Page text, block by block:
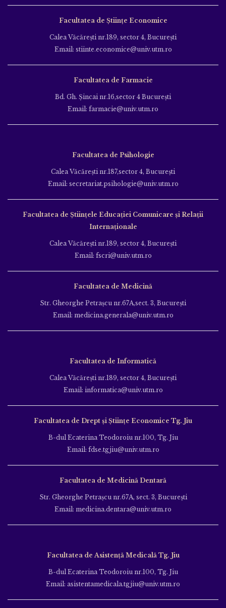
Facultatea de Științe Economice
Calea Văcăreşti nr.189, sector 4, Bucureşti
Email: stiinte.economice@univ.utm.ro
Facultatea de Farmacie
Bd. Gh. Şincai nr.16,sector 4 Bucureşti
Email: farmacie@univ.utm.ro
Facultatea de Psihologie
Calea Văcăreşti nr.187,sector 4, Bucureşti
Email: secretariat.psihologie@univ.utm.ro
Facultatea de Ştiinţele Educației Comunicare și Relații
Internaționale
Calea Văcăreşti nr.189, sector 4, Bucureşti
Email: fscri@univ.utm.ro
Facultatea de Medicină
Str. Gheorghe Petraşcu nr.67A,sect. 3, Bucureşti
Email: medicina.generala@univ.utm.ro
Facultatea de Informatică
Calea Văcăreşti nr.189, sector 4, Bucureşti
Email: informatica@univ.utm.ro
Facultatea de Drept și Științe Economice Tg. Jiu
B-dul Ecaterina Teodoroiu nr.100, Tg. Jiu
Email: fdse.tgjiu@univ.utm.ro
Facultatea de Medicină Dentară
Str. Gheorghe Petraşcu nr.67A, sect. 3, Bucureşti
Email: medicina.dentara@univ.utm.ro
Facultatea de Asistență Medicală Tg. Jiu
B-dul Ecaterina Teodoroiu nr.100, Tg. Jiu
Email: asistentamedicala.tgjiu@univ.utm.ro